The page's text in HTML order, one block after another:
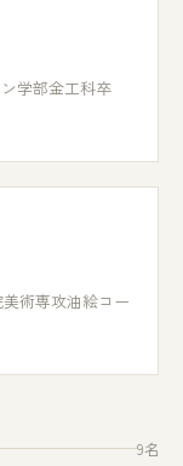
学部金工科卒
術専攻油絵コー
9名